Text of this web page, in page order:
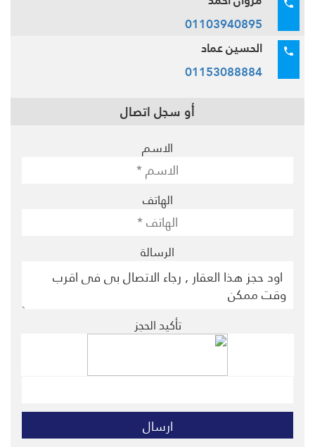
01103940895
الحسين عماد
01153088884
أو سجل اتصال
الاسم
الهاتف
الرسالة
تأكيد الحجز